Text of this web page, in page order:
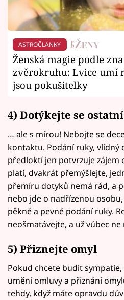
ASTROČLÁNKY
Ženská magie podle
zvěrokruhu: Lvice umí
jsou pokušitelky
4) Dotýkejte se
… ale s mírou! Nebojte se
kontaktu. Podání ruky, vlídný
předloktí jen potvrzuje zájem
platí, dvakrát přemýšlejte,
přemíru dotyků nemá rád, a
nebo jde o nadřízenou
pěkné a pevné podání ruky.
neošmatávejte, a už vůbec
5) Přiznejte omyl
Pokud chcete budit
umění omluvy a přiznání
tehdy, když máte opravdu